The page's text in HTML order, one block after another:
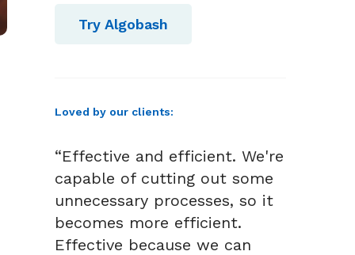
Try Algobash
Loved by our clients:
“Effective and efficient. We're
capable of cutting out some
unnecessary processes, so it
becomes more efficient.
Effective because we can